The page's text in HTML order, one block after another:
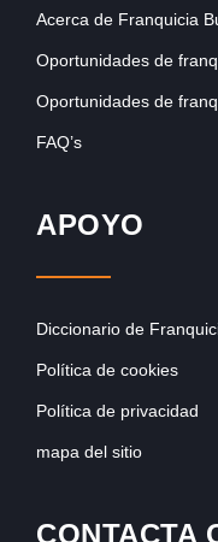
Acerca de Franquicia
Oportunidades de
Oportunidades de
FAQ’s
APOYO
Diccionario de
Política de cookies
Política de privacidad
mapa del sitio
CONTACTA